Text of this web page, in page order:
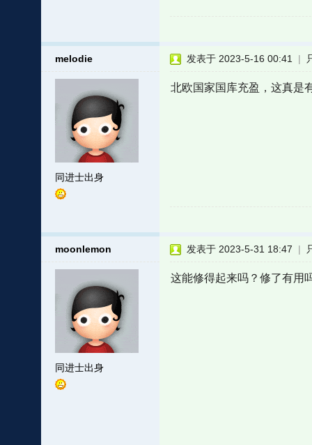
melodie
同进士出身
发表于 2023-5-16 00:41 |
北欧国家国库充盈，这真是
moonlemon
同进士出身
发表于 2023-5-31 18:47 |
这能修得起来吗？修了有用